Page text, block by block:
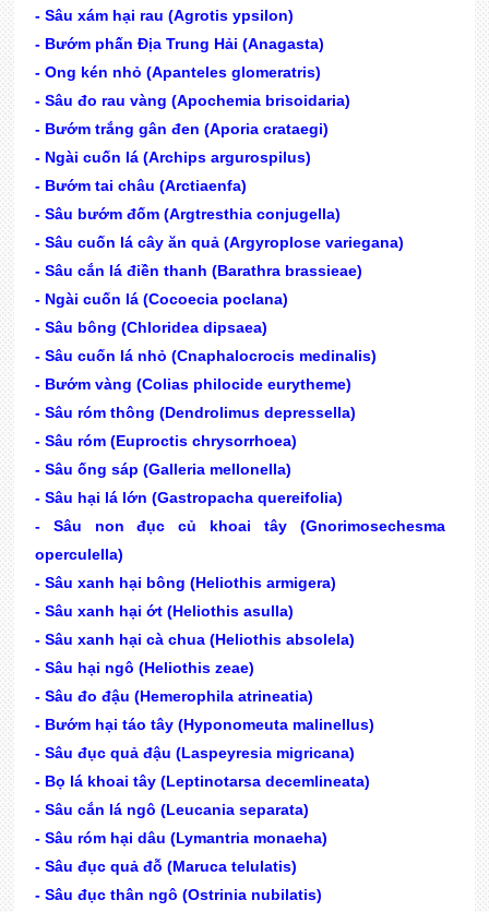
- Sâu xám hại rau (Agrotis ypsilon)
- Bướm phấn Địa Trung Hải (Anagasta)
- Ong kén nhỏ (Apanteles glomeratris)
- Sâu đo rau vàng (Apochemia brisoidaria)
- Bướm trắng gân đen (Aporia crataegi)
- Ngài cuốn lá (Archips argurospilus)
- Bướm tai châu (Arctiaenfa)
- Sâu bướm đốm (Argtresthia conjugella)
- Sâu cuốn lá cây ăn quả (Argyroplose variegana)
- Sâu cắn lá điền thanh (Barathra brassieae)
- Ngài cuốn lá (Cocoecia poclana)
- Sâu bông (Chloridea dipsaea)
- Sâu cuốn lá nhỏ (Cnaphalocrocis medinalis)
- Bướm vàng (Colias philocide eurytheme)
- Sâu róm thông (Dendrolimus depressella)
- Sâu róm (Euproctis chrysorrhoea)
- Sâu ống sáp (Galleria mellonella)
- Sâu hại lá lớn (Gastropacha quereifolia)
- Sâu non đục củ khoai tây (Gnorimosechesma
operculella)
- Sâu xanh hại bông (Heliothis armigera)
- Sâu xanh hại ớt (Heliothis asulla)
- Sâu xanh hại cà chua (Heliothis absolela)
- Sâu hại ngô (Heliothis zeae)
- Sâu đo đậu (Hemerophila atrineatia)
- Bướm hại táo tây (Hyponomeuta malinellus)
- Sâu đục quả đậu (Laspeyresia migricana)
- Bọ lá khoai tây (Leptinotarsa decemlineata)
- Sâu cắn lá ngô (Leucania separata)
- Sâu róm hại dâu (Lymantria monaeha)
- Sâu đục quả đỗ (Maruca telulatis)
- Sâu đục thân ngô (Ostrinia nubilatis)